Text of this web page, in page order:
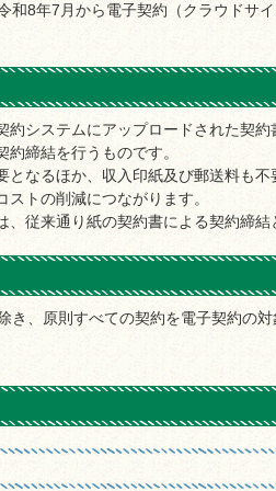
8年7月から電子契約（クラウドサ
システムにアップロードされた契約
締結を行うものです。
となるほか、収入印紙及び郵送料も
トの削減につながります。
従来通り紙の契約書による契約締結
、原則すべての契約を電子契約の対